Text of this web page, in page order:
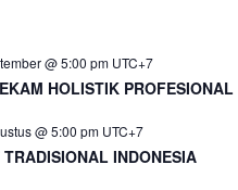
@ 5:00 pm UTC+7
HOLISTIK PROFESIONAL
@ 5:00 pm UTC+7
INDONESIA